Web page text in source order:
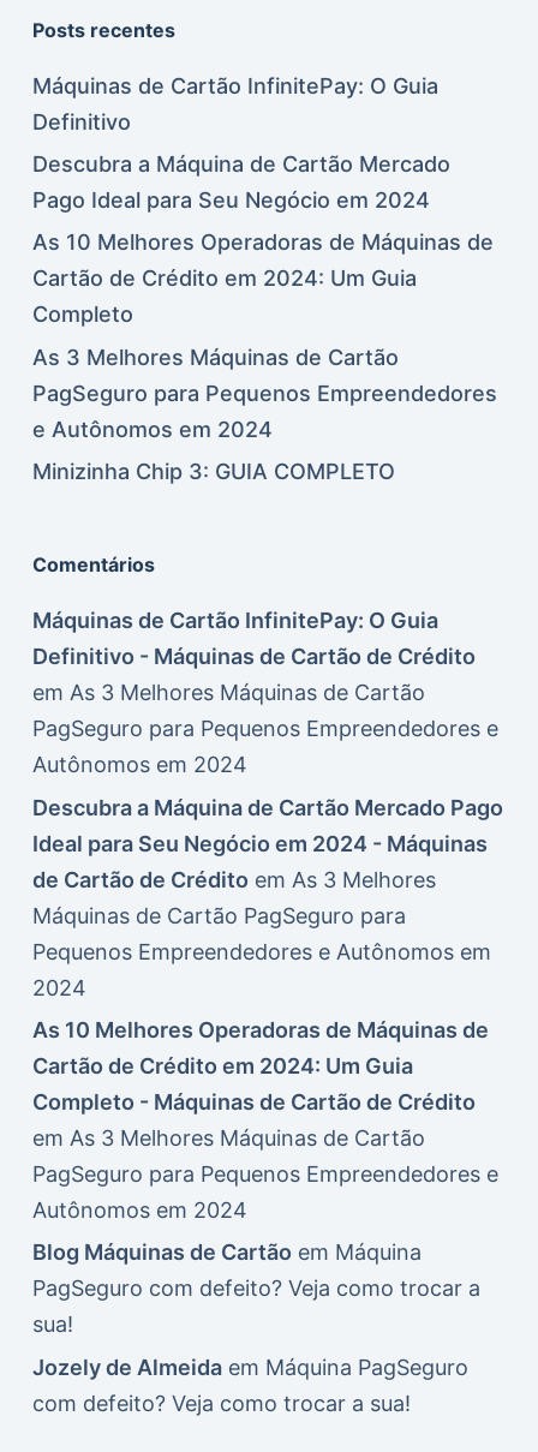
Posts recentes
Máquinas de Cartão InfinitePay: O Guia
Definitivo
Descubra a Máquina de Cartão Mercado
Pago Ideal para Seu Negócio em 2024
As 10 Melhores Operadoras de Máquinas de
Cartão de Crédito em 2024: Um Guia
Completo
As 3 Melhores Máquinas de Cartão
PagSeguro para Pequenos Empreendedores
e Autônomos em 2024
Minizinha Chip 3: GUIA COMPLETO
Comentários
Máquinas de Cartão InfinitePay: O Guia
Definitivo - Máquinas de Cartão de Crédito
em As 3 Melhores Máquinas de Cartão
PagSeguro para Pequenos Empreendedores e
Autônomos em 2024
Descubra a Máquina de Cartão Mercado Pago
Ideal para Seu Negócio em 2024 - Máquinas
de Cartão de Crédito em As 3 Melhores
Máquinas de Cartão PagSeguro para
Pequenos Empreendedores e Autônomos em
2024
As 10 Melhores Operadoras de Máquinas de
Cartão de Crédito em 2024: Um Guia
Completo - Máquinas de Cartão de Crédito
em As 3 Melhores Máquinas de Cartão
PagSeguro para Pequenos Empreendedores e
Autônomos em 2024
Blog Máquinas de Cartão em Máquina
PagSeguro com defeito? Veja como trocar a
sua!
Jozely de Almeidaem Máquina PagSeguro
com defeito? Veja como trocar a sua!